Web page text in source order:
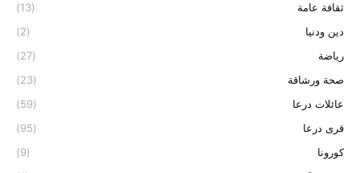
ثقافة عامة
(13)
دين ودنيا
(2)
رياضة
(27)
صحة ورشاقة
(23)
عائلات درعا
(59)
قرى درعا
(95)
كورونا
(9)